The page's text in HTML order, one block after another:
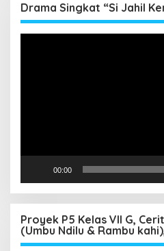
Drama Singkat “Si Jahil
00:00
Proyek P5 Kelas VII G,
(Umbu Ndilu & Rambu